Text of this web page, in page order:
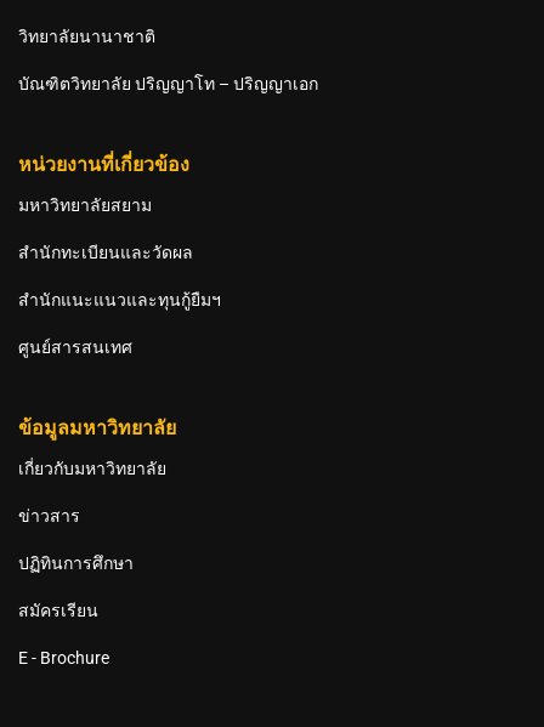
วิทยาลัยนานาชาติ
บัณฑิตวิทยาลัย ปริญญาโท – ปริญญาเอก
หน่วยงานที่เกี่ยวข้อง
มหาวิทยาลัยสยาม
สำนักทะเบียนและวัดผล
สำนักแนะแนวและทุนกู้ยืมฯ
ศูนย์สารสนเทศ
ข้อมูลมหาวิทยาลัย
เกี่ยวกับมหาวิทยาลัย
ข่าวสาร
ปฏิทินการศึกษา
สมัครเรียน
E - Brochure